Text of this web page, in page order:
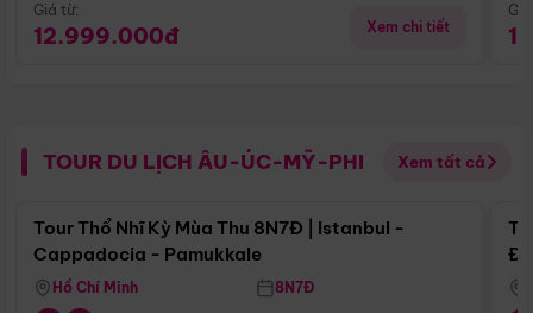
Giá từ:
12.999.000đ Xem chi tiết
TOUR DU LỊCH ÂU-ÚC-MỸ-PHI Xem tất cả
Điểm nổi bật
Tour Thổ Nhĩ Kỳ Mùa Thu 8N7Đ | Istanbul -
Cappadocia - Pamukkale
Hồ Chí Minh 8N7Đ